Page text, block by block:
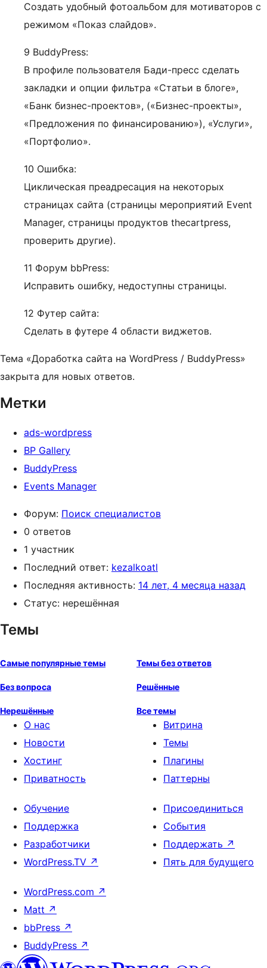
Создать удобный фотоальбом для мотиваторов с
режимом «Показ слайдов».
9 BuddyPress:
В профиле пользователя Бади-пресс сделать
закладки и опции фильтра «Статьи в блоге»,
«Банк бизнес-проектов», («Бизнес-проекты»,
«Предложения по финансированию»), «Услуги»,
«Портфолио».
10 Ошибка:
Циклическая преадресация на некоторых
страницах сайта (страницы мероприятий Event
Manager, страницы продуктов thecartpress,
проверить другие).
11 Форум bbPress:
Исправить ошибку, недоступны страницы.
12 Футер сайта:
Сделать в футере 4 области виджетов.
Тема «Доработка сайта на WordPress / BuddyPress»
закрыта для новых ответов.
Метки
ads-wordpress
BP Gallery
BuddyPress
Events Manager
Форум: Поиск специалистов
0 ответов
1 участник
Последний ответ: kezalkoatl
Последняя активность: 14 лет, 4 месяца назад
Статус: нерешённая
Темы
Самые популярные темы Темы без ответов
Без вопроса Решённые
Нерешённые Все темы
О нас
Новости
Хостинг
Приватность
Витрина
Темы
Плагины
Паттерны
Обучение
Поддержка
Разработчики
WordPress.TV ↗
Присоединиться
События
Поддержать ↗
Пять для будущего
WordPress.com ↗
Matt ↗
bbPress ↗
BuddyPress ↗